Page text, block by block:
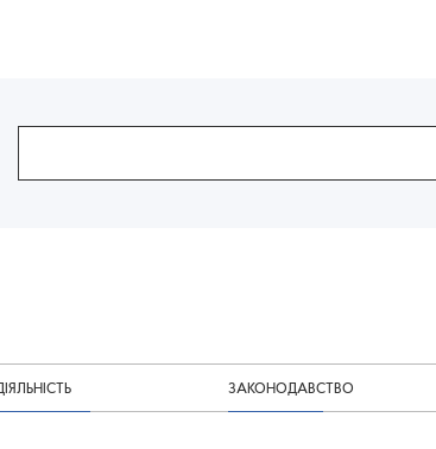
ЗАКОНОДАВСТВО